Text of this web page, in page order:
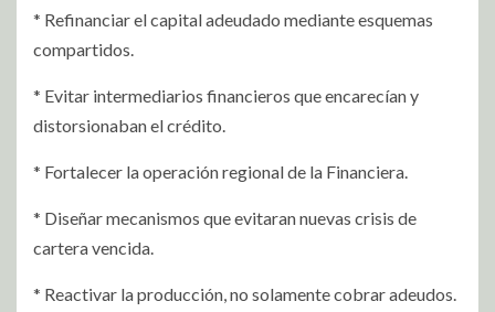
* Refinanciar el capital adeudado mediante esquemas
compartidos.
* Evitar intermediarios financieros que encarecían y
distorsionaban el crédito.
* Fortalecer la operación regional de la Financiera.
* Diseñar mecanismos que evitaran nuevas crisis de
cartera vencida.
* Reactivar la producción, no solamente cobrar adeudos.